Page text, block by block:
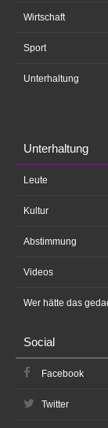
Wirtschaft
Sport
Unterhaltung
Unterhaltung
Leute
Kultur
Abstimmung
Videos
Wer hätte das
Social
Facebook
Twitter